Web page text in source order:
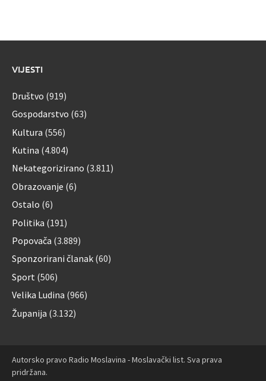
VIJESTI
Društvo (919)
Gospodarstvo (63)
Kultura (556)
Kutina (4.804)
Nekategorizirano (3.811)
Obrazovanje (6)
Ostalo (6)
Politika (191)
Popovača (3.889)
Sponzorirani članak (60)
Sport (506)
Velika Ludina (966)
Županija (3.132)
Autorsko pravo Radio Moslavina - Moslavački list. Sva prava
pridržana.